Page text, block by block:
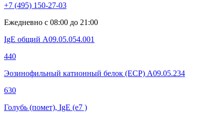
+7 (495) 150-27-03
Ежедневно с 08:00 до 21:00
IgE общий A09.05.054.001
440
Эозинофильный катионный белок (ECP) A09.05.234
630
Голубь (помет), IgE (e7 )